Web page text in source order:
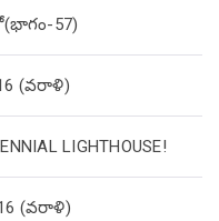
57)
(వరాళి)
LIGHTHOUSE!
(వరాళి)